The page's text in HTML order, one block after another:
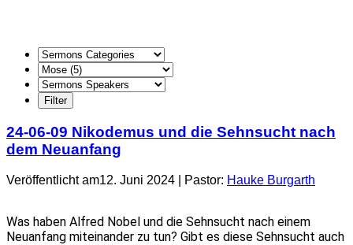
24-06-09 Nikodemus und die Sehnsucht nach
dem Neuanfang
Veröffentlicht am12. Juni 2024 | Pastor: Hauke Burgarth
Was haben Alfred Nobel und die Sehnsucht nach einem
Neuanfang miteinander zu tun? Gibt es diese Sehnsucht auch